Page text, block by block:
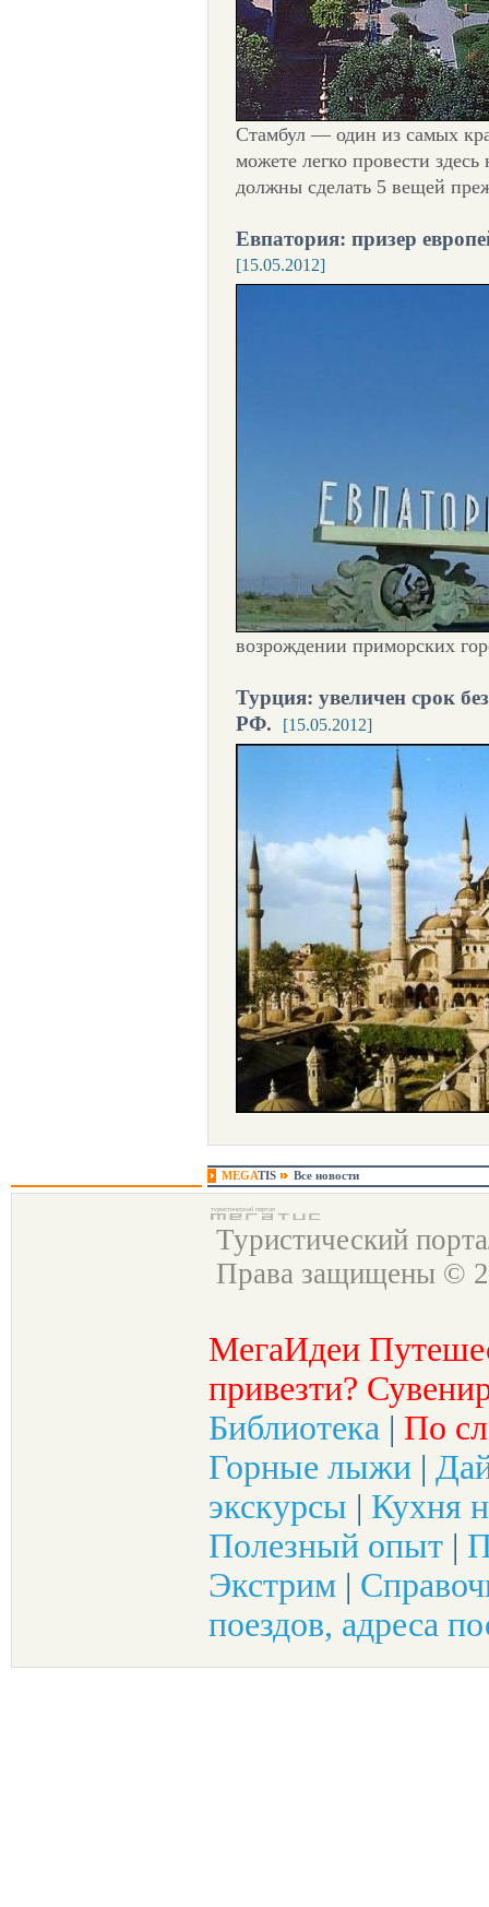
Стамбул — один из самых
можете легко провести
должны сделать 5 вещей
Евпатория: призер
[15.05.2012]
возрождении приморских
Турция: увеличен срок
РФ.
[15.05.2012]
MEGATIS Все новости
Туристический
Права защищены ©
МегаИдеи
привезти?
Библиотека | По
Горные лыжи |
экскурсы | Кухня
Полезный опыт |
Экстрим |
поездов, адреса